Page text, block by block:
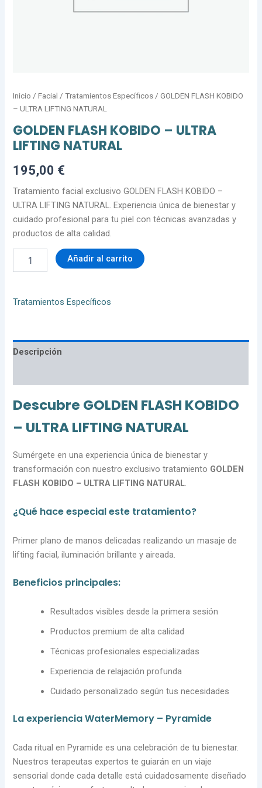
Inicio /Facial /Tratamientos Específicos / GOLDEN FLASH KOBIDO
– ULTRA LIFTING NATURAL
GOLDEN FLASH KOBIDO – ULTRA
LIFTING NATURAL
195,00 €
Tratamiento facial exclusivo GOLDEN FLASH KOBIDO –
ULTRA LIFTING NATURAL. Experiencia única de bienestar y
cuidado profesional para tu piel con técnicas avanzadas y
productos de alta calidad.
Añadir al carrito
Tratamientos Específicos
Descripción
Descubre GOLDEN FLASH KOBIDO
– ULTRA LIFTING NATURAL
Sumérgete en una experiencia única de bienestar y
transformación con nuestro exclusivo tratamiento GOLDEN
FLASH KOBIDO – ULTRA LIFTING NATURAL.
¿Qué hace especial este tratamiento?
Primer plano de manos delicadas realizando un masaje de
lifting facial, iluminación brillante y aireada.
Beneficios principales:
Resultados visibles desde la primera sesión
Productos premium de alta calidad
Técnicas profesionales especializadas
Experiencia de relajación profunda
Cuidado personalizado según tus necesidades
La experiencia WaterMemory – Pyramide
Cada ritual en Pyramide es una celebración de tu bienestar.
Nuestros terapeutas expertos te guiarán en un viaje
sensorial donde cada detalle está cuidadosamente diseñado